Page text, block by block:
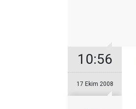
10:56
17 Ekim 2008